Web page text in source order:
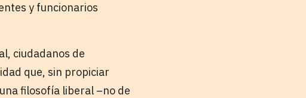
y funcionarios
ciudadanos de
que, sin propiciar
filosofía liberal –no de